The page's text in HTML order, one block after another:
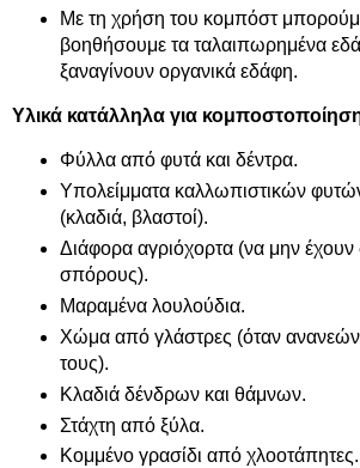
Με τη χρήση του κομπόστ
βοηθήσουμε τα ταλαιπωρημένα
ξαναγίνουν οργανικά εδάφη.
Υλικά κατάλληλα για
Φύλλα από φυτά και δέντρα.
Υπολείμματα καλλωπιστικών
(κλαδιά, βλαστοί).
Διάφορα αγριόχορτα (να μην
σπόρους).
Μαραμένα λουλούδια.
Χώμα από γλάστρες (όταν
τους).
Κλαδιά δένδρων και θάμνων.
Στάχτη από ξύλα.
Κομμένο γρασίδι από χλοοτάπητες.